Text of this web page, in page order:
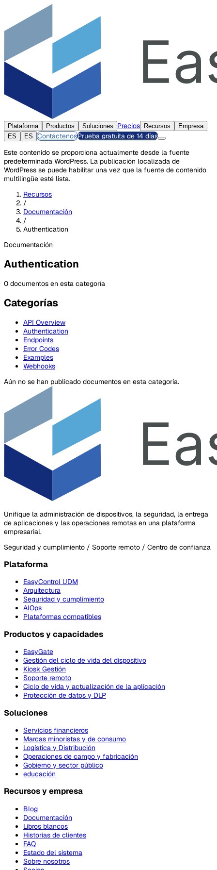
Plataforma Productos Soluciones Precios Recursos
Empresa
ES
ES ContáctenosPrueba gratuita de 14 días
Este contenido se proporciona actualmente desde la fuente
predeterminada WordPress. La publicación localizada de
WordPress se puede habilitar una vez que la fuente de contenido
multilingüe esté lista.
Recursos
/
Documentación
/
Authentication
Documentación
Authentication
0 documentos en esta categoría
Categorías
API Overview
Authentication
Endpoints
Error Codes
Examples
Webhooks
Aún no se han publicado documentos en esta categoría.
Unifique la administración de dispositivos, la seguridad, la entrega
de aplicaciones y las operaciones remotas en una plataforma
empresarial.
Seguridad y cumplimiento / Soporte remoto / Centro de confianza
Plataforma
EasyControl UDM
Arquitectura
Seguridad y cumplimiento
AIOps
Plataformas compatibles
Productos y capacidades
EasyGate
Gestión del ciclo de vida del dispositivo
Kiosk Gestión
Soporte remoto
Ciclo de vida y actualización de la aplicación
Protección de datos y DLP
Soluciones
Servicios financieros
Marcas minoristas y de consumo
Logística y Distribución
Operaciones de campo y fabricación
Gobierno y sector público
educación
Recursos y empresa
Blog
Documentación
Libros blancos
Historias de clientes
FAQ
Estado del sistema
Sobre nosotros